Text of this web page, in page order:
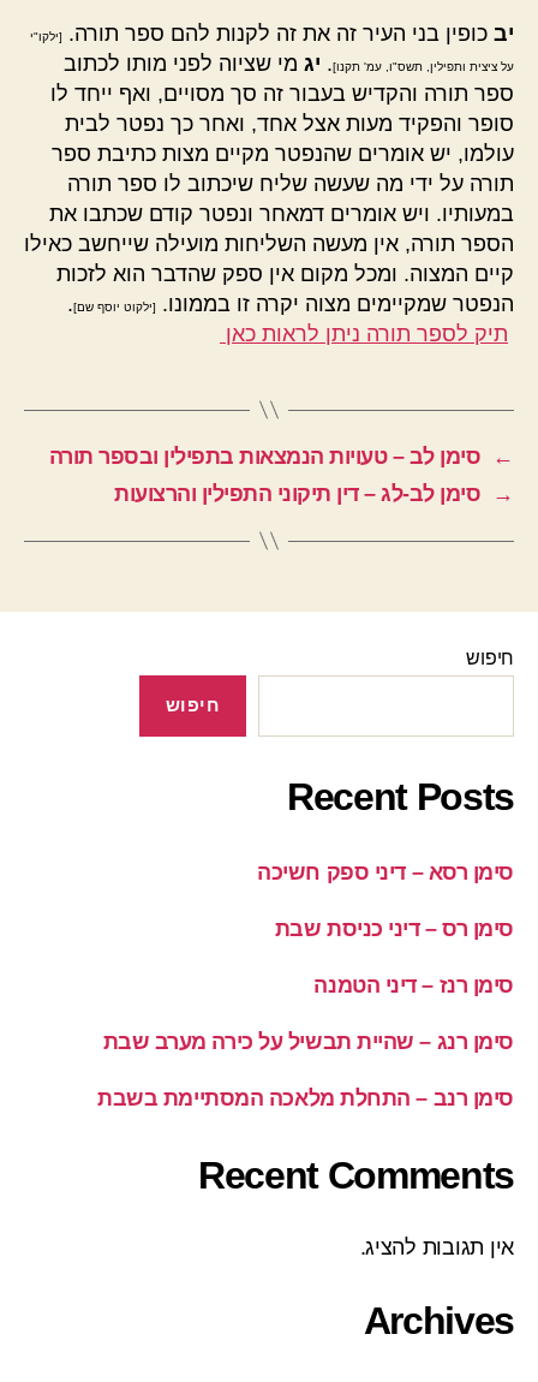
יב כופין בני העיר זה את זה לקנות להם ספר תורה. [ילקו"י
על ציצית ותפילין, תשס"ו, עמ' תקנו]. יג מי שציוה לפני מותו לכתוב
ספר תורה והקדיש בעבור זה סך מסויים, ואף ייחד לו
סופר והפקיד מעות אצל אחד, ואחר כך נפטר לבית
עולמו, יש אומרים שהנפטר מקיים מצות כתיבת ספר
תורה על ידי מה שעשה שליח שיכתוב לו ספר תורה
במעותיו. ויש אומרים דמאחר ונפטר קודם שכתבו את
הספר תורה, אין מעשה השליחות מועילה שייחשב כאילו
קיים המצוה. ומכל מקום אין ספק שהדבר הוא לזכות
הנפטר שמקיימים מצוה יקרה זו בממונו.
[ילקוט יוסף שם].
תיק לספר תורה ניתן לראות כאן
←
סימן לב – טעויות הנמצאות בתפילין ובספר תורה
→
סימן לב-לג – דין תיקוני התפילין והרצועות
חיפוש
חיפוש
Recent Posts
סימן רסא – דיני ספק חשיכה
סימן רס – דיני כניסת שבת
סימן רנז – דיני הטמנה
סימן רנג – שהיית תבשיל על כירה מערב שבת
סימן רנב – התחלת מלאכה המסתיימת בשבת
Recent Comments
אין תגובות להציג.
Archives